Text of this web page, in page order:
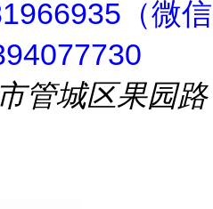
（微信
管城区果园路